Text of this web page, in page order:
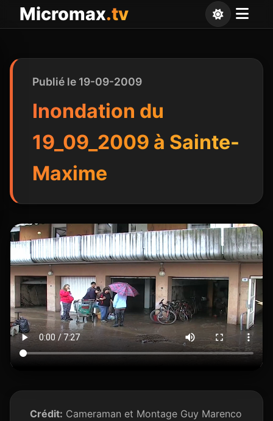
Micromax.tv
Publié le 19-09-2009
Inondation du
19_09_2009 à Sainte-
Maxime
Crédit: Cameraman et Montage Guy Marenco
Panneau de gestion des cookies